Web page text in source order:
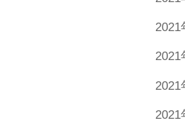
2021
2021
2021
2021